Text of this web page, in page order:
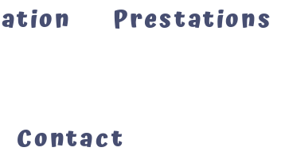
Prestations
Contact